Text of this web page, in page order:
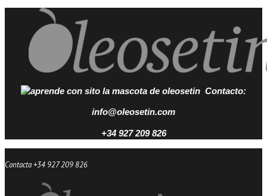
Contacto:
info@oleosetin.com
+34 927 209 826
Contacta +34 927 209 826